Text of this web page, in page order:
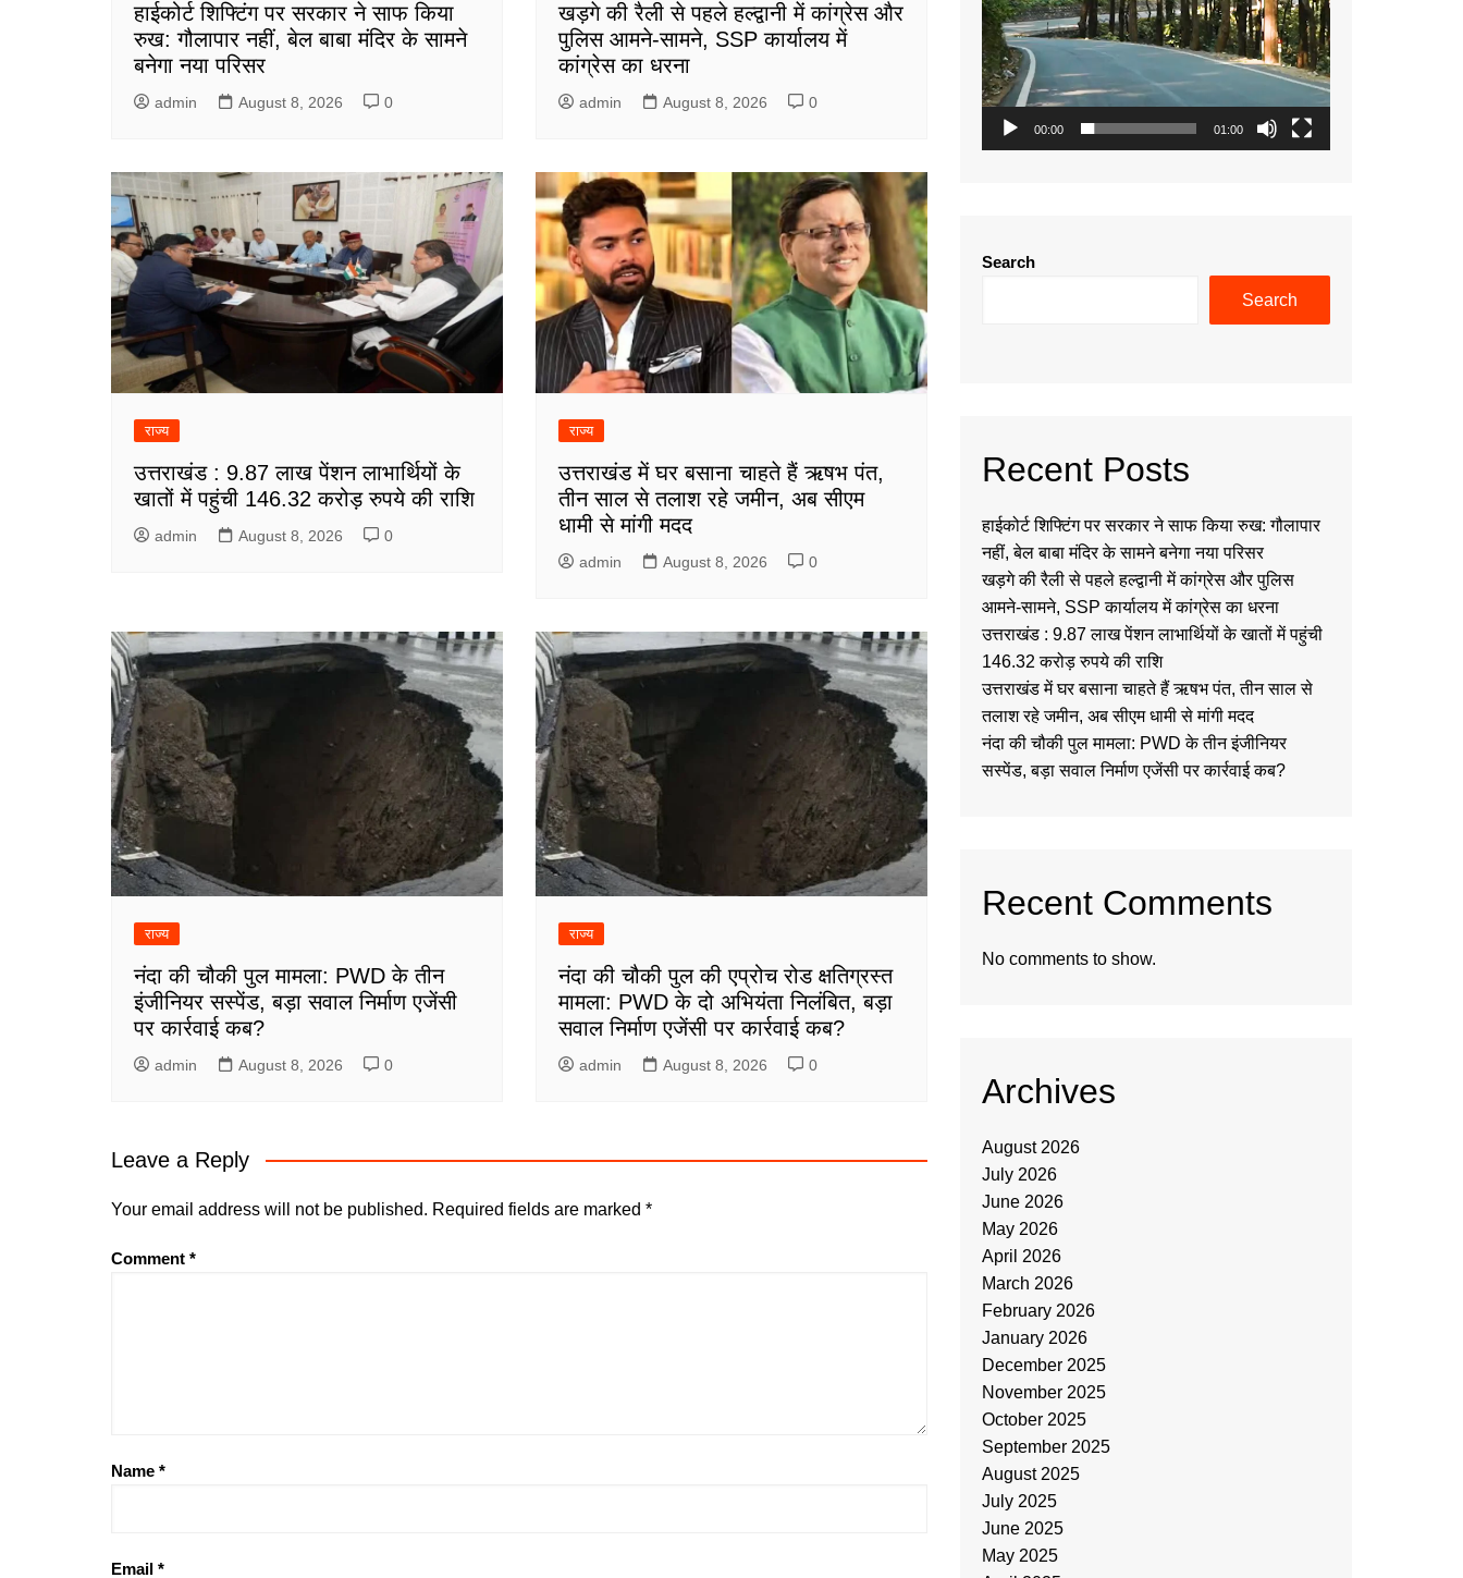
हाईकोर्ट शिफ्टिंग पर सरकार ने साफ किया
रुख: गौलापार नहीं, बेल बाबा मंदिर के सामने
बनेगा नया परिसर
admin August 8, 2026 0
खड़गे की रैली से पहले हल्द्वानी में कांग्रेस और
पुलिस आमने-सामने, SSP कार्यालय में
कांग्रेस का धरना
admin August 8, 2026 0
राज्य
उत्तराखंड : 9.87 लाख पेंशन लाभार्थियों के
खातों में पहुंची 146.32 करोड़ रुपये की राशि
admin August 8, 2026 0
राज्य
उत्तराखंड में घर बसाना चाहते हैं ऋषभ पंत,
तीन साल से तलाश रहे जमीन, अब सीएम
धामी से मांगी मदद
admin August 8, 2026 0
राज्य
नंदा की चौकी पुल मामला: PWD के तीन
इंजीनियर सस्पेंड, बड़ा सवाल निर्माण एजेंसी
पर कार्रवाई कब?
admin August 8, 2026 0
राज्य
नंदा की चौकी पुल की एप्रोच रोड क्षतिग्रस्त
मामला: PWD के दो अभियंता निलंबित, बड़ा
सवाल निर्माण एजेंसी पर कार्रवाई कब?
admin August 8, 2026 0
Leave a Reply
Your email address will not be published. Required fields are marked *
Comment *
Name *
Email *
00:00 01:00
Search
Search
Recent Posts
हाईकोर्ट शिफ्टिंग पर सरकार ने साफ किया रुख: गौलापार
नहीं, बेल बाबा मंदिर के सामने बनेगा नया परिसर
खड़गे की रैली से पहले हल्द्वानी में कांग्रेस और पुलिस
आमने-सामने, SSP कार्यालय में कांग्रेस का धरना
उत्तराखंड : 9.87 लाख पेंशन लाभार्थियों के खातों में पहुंची
146.32 करोड़ रुपये की राशि
उत्तराखंड में घर बसाना चाहते हैं ऋषभ पंत, तीन साल से
तलाश रहे जमीन, अब सीएम धामी से मांगी मदद
नंदा की चौकी पुल मामला: PWD के तीन इंजीनियर
सस्पेंड, बड़ा सवाल निर्माण एजेंसी पर कार्रवाई कब?
Recent Comments
No comments to show.
Archives
August 2026
July 2026
June 2026
May 2026
April 2026
March 2026
February 2026
January 2026
December 2025
November 2025
October 2025
September 2025
August 2025
July 2025
June 2025
May 2025